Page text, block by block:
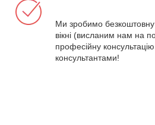
Ми зробимо безкоштовну
вікні (висланим нам на
професійну
консультантами!